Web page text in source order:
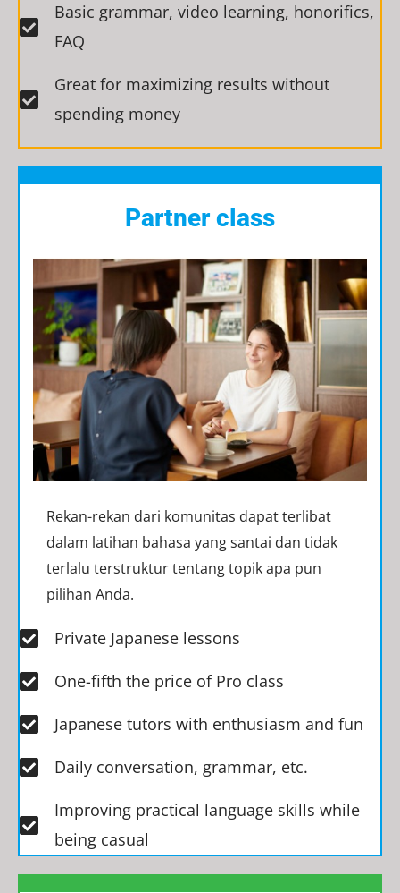
Basic grammar, video learning, honorifics,
FAQ​
Great for maximizing results without
spending money
Partner class
Rekan-rekan dari komunitas dapat terlibat
dalam latihan bahasa yang santai dan tidak
terlalu terstruktur tentang topik apa pun
pilihan Anda.
Private Japanese lessons
One-fifth the price of Pro class​
Japanese tutors with enthusiasm and fun
Daily conversation, grammar, etc.​
Improving practical language skills while
being casual​